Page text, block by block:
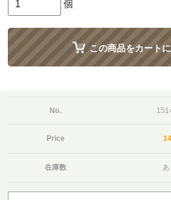
個
この商品をカート
No.
Price
在庫数